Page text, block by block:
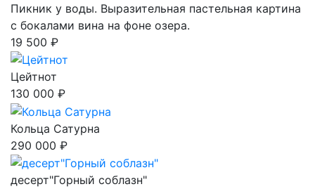
Пикник у воды. Выразительная пастельная картина
с бокалами вина на фоне озера.
19 500 ₽
Цейтнот
130 000 ₽
Кольца Сатурна
290 000 ₽
десерт"Горный соблазн"